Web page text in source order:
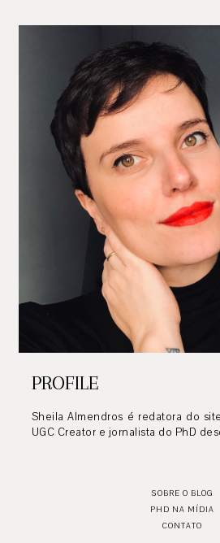
PROFILE
Sheila Almendros é redatora do
UGC Creator e jornalista do PhD
SOBRE O BLOG
PHD NA MÍDIA
CONTATO